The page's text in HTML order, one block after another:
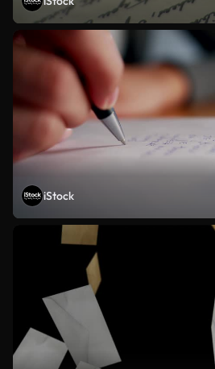
iStock